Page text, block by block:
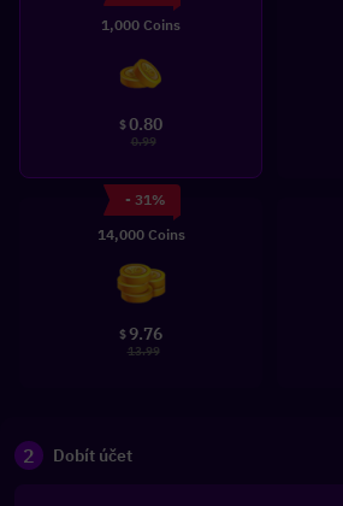
1,000 Coins
$0.80
0.99
- 31%
14,000 Coins
$9.76
13.99
2 Dobít účet